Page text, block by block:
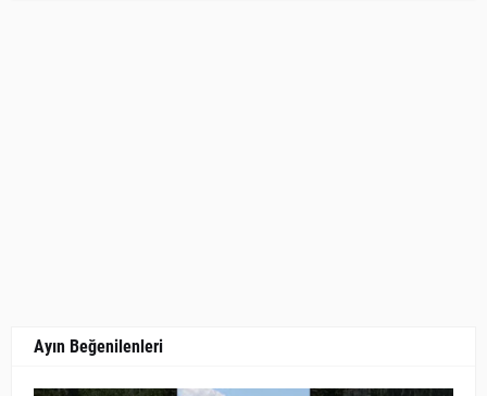
Ayın Beğenilenleri